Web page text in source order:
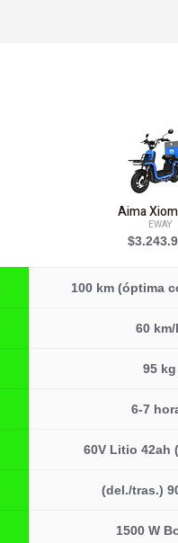
Aima
EWAY
100 km (óptima
60 km/
95 kg
6-7
60V Litio 42ah
(del./tras.)
1500 W